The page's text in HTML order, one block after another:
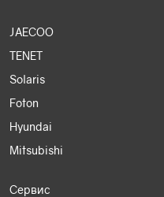
JAECOO
TENET
Solaris
Foton
Hyundai
Mitsubishi
Сервис